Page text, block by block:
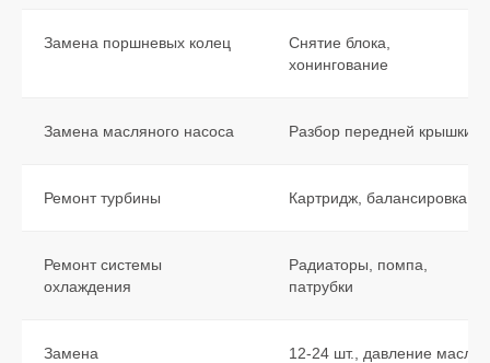
Замена поршневых колец
Снятие блока,
хонингование
Замена масляного насоса Разбор передней крышки
Ремонт турбины Картридж, балансировка
Ремонт системы
охлаждения
Радиаторы, помпа,
патрубки
Замена
12-24 шт., давление масла